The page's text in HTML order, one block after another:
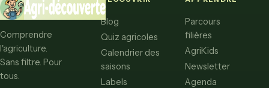
Comprendre
l'agriculture.
Sans filtre. Pour
tous.
Blog
Quiz agricoles
Calendrier des
saisons
Labels
Parcours
filières
AgriKids
Newsletter
Agenda